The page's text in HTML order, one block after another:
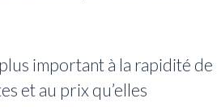
important à la rapidité de
et au prix qu’elles